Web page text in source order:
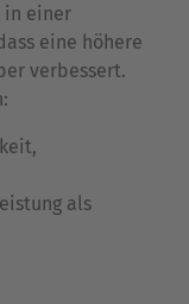
in einer
eine höhere
verbessert.
als